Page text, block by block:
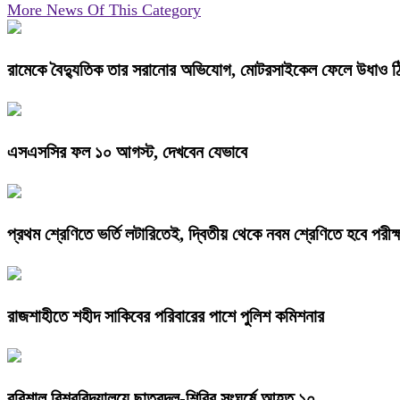
More News Of This Category
রামেকে বৈদ্যুতিক তার সরানোর অভিযোগ, মোটরসাইকেল ফেলে উধাও
এসএসসির ফল ১০ আগস্ট, দেখবেন যেভাবে
প্রথম শ্রেণিতে ভর্তি লটারিতেই, দ্বিতীয় থেকে নবম শ্রেণিতে হবে
রাজশাহীতে শহীদ সাকিবের পরিবারের পাশে পুলিশ কমিশনার